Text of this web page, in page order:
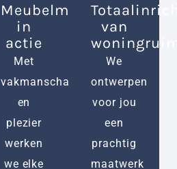
Meubelmaker
in
actie
Met
vakmanschap
en
plezier
werken
we elke
van
We
ontwerpen
voor jou
een
prachtig
maatwerk